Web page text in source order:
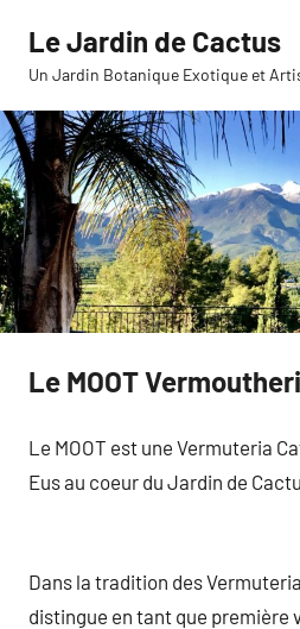
contenu
Le Jardin de Cactus
Un Jardin Botanique Exotique et
Le MOOT
Le MOOT est une Vermuteria
Eus au coeur du Jardin de
Dans la tradition des
distingue en tant que première